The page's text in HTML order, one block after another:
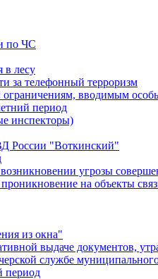
по ЧС
в лесу
за телефонный терроризм
ограничениям, вводимым
период
инспекторы)
России "Воткинский"
угрозы
на объекты
из окна"
выдаче документов,
службе
период